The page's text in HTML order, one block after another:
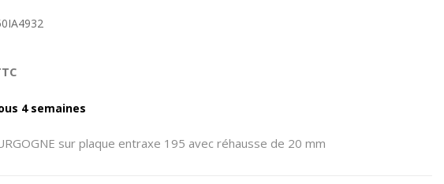
4 semaines
sur plaque entraxe 195 avec réhausse de 20 mm